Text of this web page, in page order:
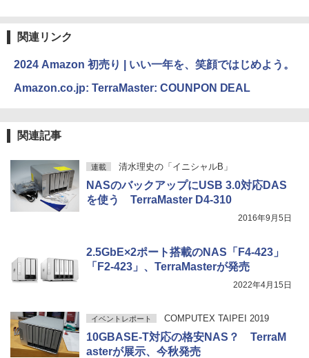
関連リンク
2024 Amazon 初売り | いい一年を、笑顔ではじめよう。
Amazon.co.jp: TerraMaster: COUNPON DEAL
関連記事
連載 清水理史の「イニシャルB」
NASのバックアップにUSB 3.0対応DAS
を使う TerraMaster D4-310
2016年9月5日
2.5GbE×2ポート搭載のNAS「F4-423」
「F2-423」、TerraMasterが発売
2022年4月15日
イベントレポート COMPUTEX TAIPEI 2019
10GBASE-T対応の格安NAS？ TerraM
asterが展示、今秋発売